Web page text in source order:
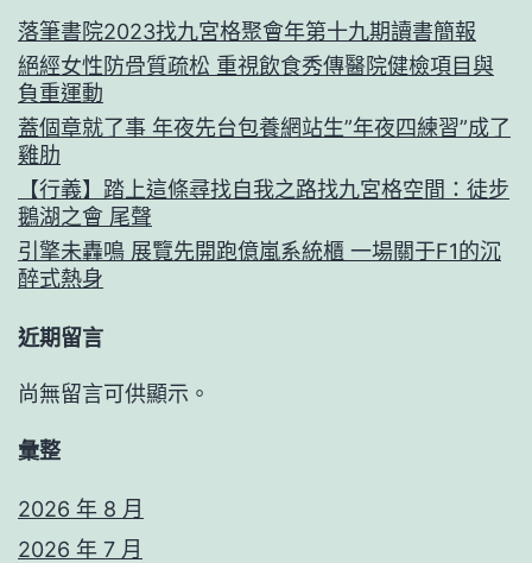
落筆書院2023找九宮格聚會年第十九期讀書簡報
絕經女性防骨質疏松 重視飲食秀傳醫院健檢項目與
負重運動
蓋個章就了事 年夜先台包養網站生”年夜四練習”成了
雞肋
【行義】踏上這條尋找自我之路找九宮格空間：徒步
鵝湖之會 尾聲
引擎未轟鳴 展覽先開跑億嵐系統櫃 一場關于F1的沉
醉式熱身
近期留言
尚無留言可供顯示。
彙整
2026 年 8 月
2026 年 7 月